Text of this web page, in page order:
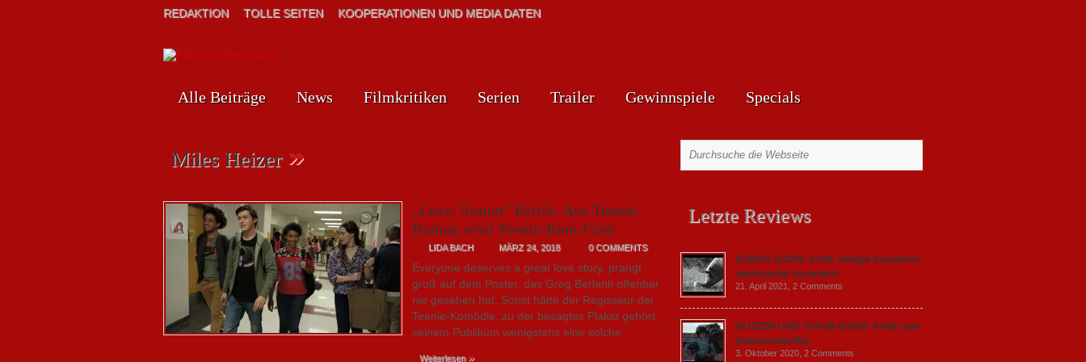
REDAKTION TOLLE SEITEN KOOPERATIONEN UND MEDIA DATEN
Alle Beiträge News Filmkritiken Serien Trailer Gewinnspiele Specials
Miles Heizer »
„Love, Simon“ Kritik: Aus Teenie-
Roman wird Teenie-Rom-Com
LIDA BACH MÄRZ 24, 2018 0 COMMENTS
Everyone deserves a great love story, prangt
groß auf dem Poster, das Greg Berlanti offenbar
nie gesehen hat. Sonst hätte der Regisseur der
Teenie-Komödie, zu der besagtes Plakat gehört,
seinem Publikum wenigstens eine solche
Weiterlesen »
Letzte Reviews
GUNDA (2020): Kritik. Heilige Kreaturen,
spektakulär inszeniert.
21. April 2021, 2 Comments
GLITZER UND STAUB (2020): Kritik zum
Dokumentarfilm.
3. Oktober 2020, 2 Comments